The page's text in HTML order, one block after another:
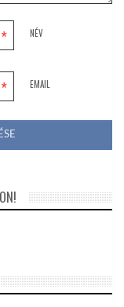
NÉV
*
EMAIL
*